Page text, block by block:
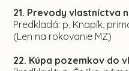
21. Prevody vlastníctva
Predkladá: p. Knapík,
(Len na rokovanie MZ)
22. Kúpa pozemkov do